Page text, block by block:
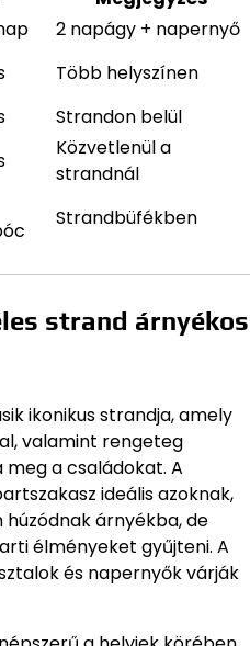
2 napágy + napernyő
Több helyszínen
Strandon belül
Közvetlenül a
strandnál
Strandbüfékben
strand árnyékos
ikonikus strandja, amely
valamint rengeteg
a családokat. A
ideális azoknak,
árnyékba, de
élményeket gyűjteni. A
és napernyők várják